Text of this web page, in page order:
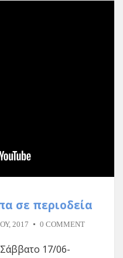
σε περιοδεία
2017 0 COMMENT
17/06-